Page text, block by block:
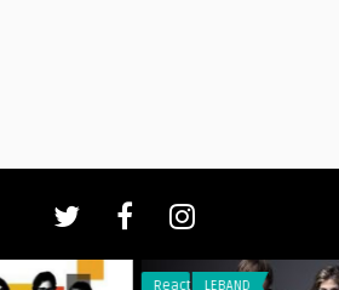
Reacties LEBAND